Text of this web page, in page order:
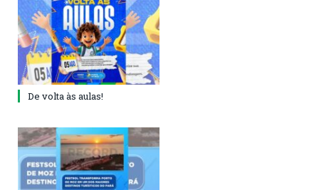
De volta às aulas!